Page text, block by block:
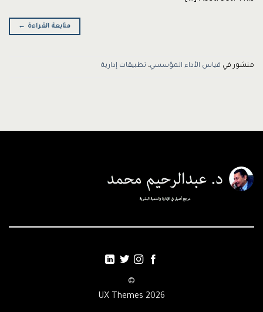
متابعة القراءة ←
منشور في قياس الأداء المؤسسي، تطبيقات إدارية
©
2026 UX Themes